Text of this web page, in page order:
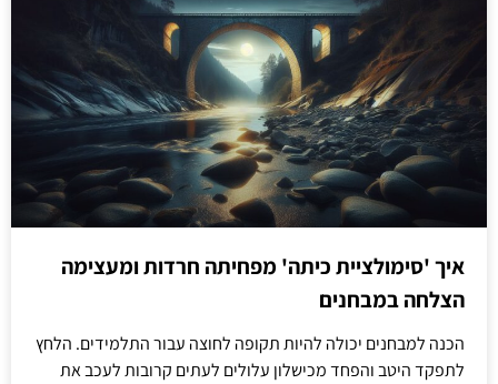
איך 'סימולציית כיתה' מפחיתה חרדות ומעצימה
הצלחה במבחנים
הכנה למבחנים יכולה להיות תקופה לחוצה עבור התלמידים. הלחץ
לתפקד היטב והפחד מכישלון עלולים לעתים קרובות לעכב את